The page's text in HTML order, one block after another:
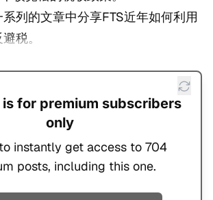
列的文章中分享FTS近年如何利用
税。
for premium subscribers
only
instantly get access to 704
posts, including this one.